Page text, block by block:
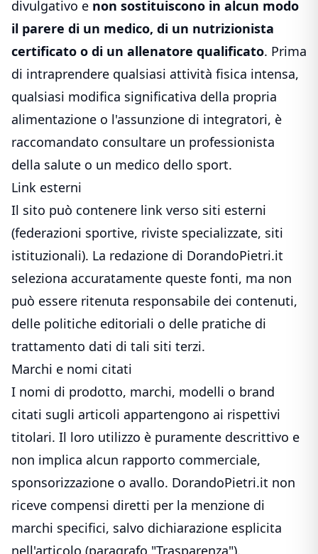
divulgativo e non sostituiscono in alcun modo
il parere di un medico, di un nutrizionista
certificato o di un allenatore qualificato. Prima
di intraprendere qualsiasi attività fisica intensa,
qualsiasi modifica significativa della propria
alimentazione o l'assunzione di integratori, è
raccomandato consultare un professionista
della salute o un medico dello sport.
Link esterni
Il sito può contenere link verso siti esterni
(federazioni sportive, riviste specializzate, siti
istituzionali). La redazione di DorandoPietri.it
seleziona accuratamente queste fonti, ma non
può essere ritenuta responsabile dei contenuti,
delle politiche editoriali o delle pratiche di
trattamento dati di tali siti terzi.
Marchi e nomi citati
I nomi di prodotto, marchi, modelli o brand
citati sugli articoli appartengono ai rispettivi
titolari. Il loro utilizzo è puramente descrittivo e
non implica alcun rapporto commerciale,
sponsorizzazione o avallo. DorandoPietri.it non
riceve compensi diretti per la menzione di
marchi specifici, salvo dichiarazione esplicita
nell'articolo (paragrafo "Trasparenza").